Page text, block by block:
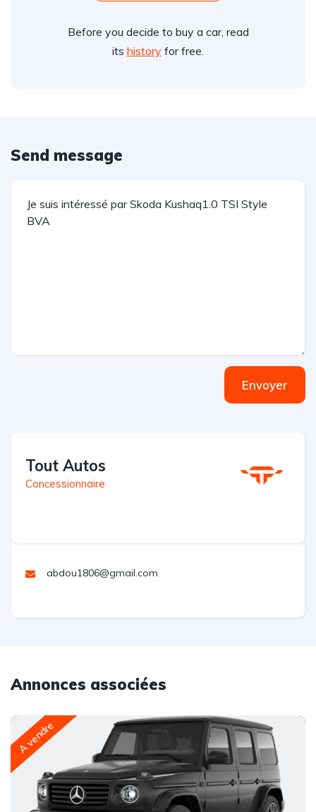
Before you decide to buy a car, read
its history for free.
Send message
Envoyer
Tout Autos
Concessionnaire
abdou1806@gmail.com
Annonces associées
A vendre